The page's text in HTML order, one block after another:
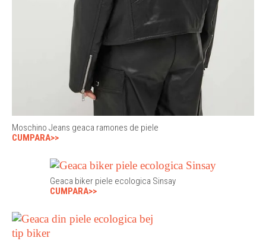
Moschino Jeans geaca ramones de piele
CUMPARA>>
Geaca biker piele ecologica Sinsay
CUMPARA>>